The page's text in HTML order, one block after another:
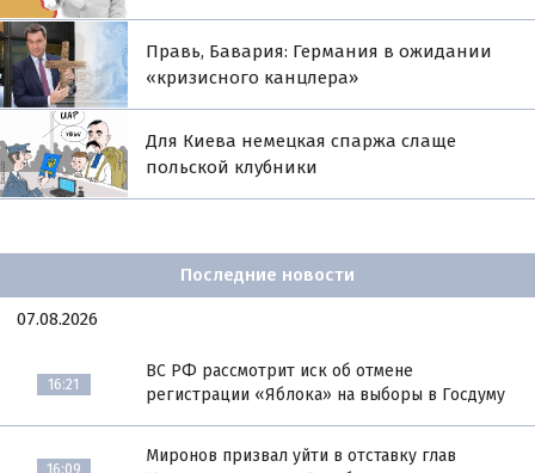
Правь, Бавария: Германия в ожидании
«кризисного канцлера»
Для Киева немецкая спаржа слаще
польской клубники
Последние новости
07.08.2026
16:21
ВС РФ рассмотрит иск об отмене
регистрации «Яблока» на выборы в Госдуму
16:09
Миронов призвал уйти в отставку глав